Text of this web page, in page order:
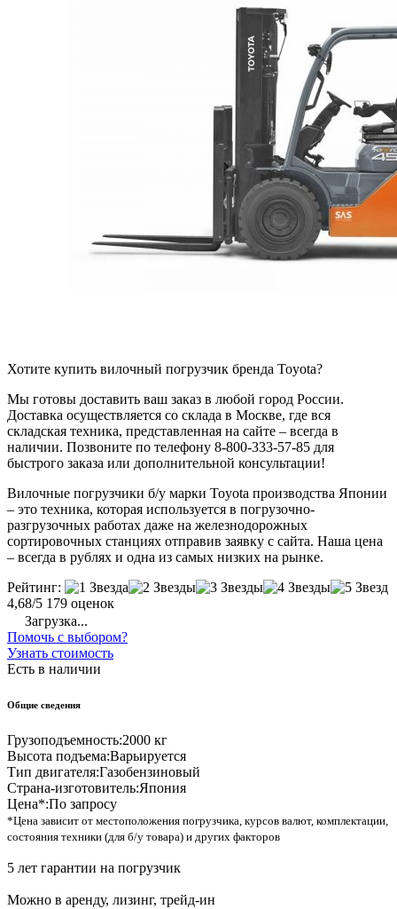
Хотите купить вилочный погрузчик бренда Toyota?
Мы готовы доставить ваш заказ в любой город России.
Доставка осуществляется со склада в Москве, где вся
складская техника, представленная на сайте – всегда в
наличии. Позвоните по телефону 8-800-333-57-85 для
быстрого заказа или дополнительной консультации!
Вилочные погрузчики б/у марки Toyota производства Японии
– это техника, которая используется в погрузочно-
разгрузочных работах даже на железнодорожных
сортировочных станциях отправив заявку с сайта. Наша цена
– всегда в рублях и одна из самых низких на рынке.
Рейтинг:
4,68/5 179 оценок
Загрузка...
Помочь с выбором?
Узнать стоимость
Есть в наличии
Общие сведения
Грузоподъемность:2000 кг
Высота подъема:Варьируется
Тип двигателя:Газобензиновый
Страна-изготовитель:Япония
Цена*:По запросу
*Цена зависит от местоположения погрузчика, курсов валют, комплектации,
состояния техники (для б/у товара) и других факторов
5 лет гарантии на погрузчик
Можно в аренду, лизинг, трейд-ин